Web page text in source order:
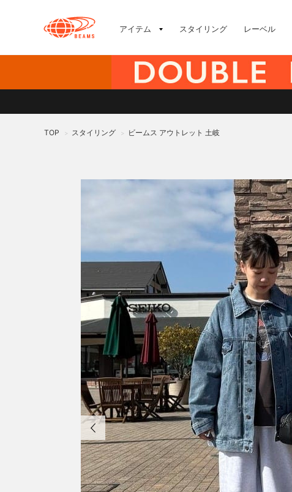
アイテム スタイリング レーベル
TOP > スタイリング > ビームス アウトレット 土岐